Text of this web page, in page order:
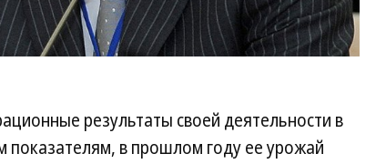
результаты своей деятельности в
показателям, в прошлом году ее урожай